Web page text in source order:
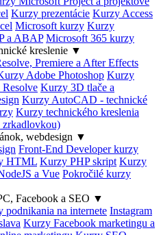
Kurzy prezentácie Kurzy Access
Microsoft kurzy Kurzy
a ABAP Microsoft 365 kurzy
kreslenie ▼
Premiere a After Effects
Adobe Photoshop Kurzy
Kurzy 3D tlače a
Kurzy AutoCAD - technické
Kurzy technického kreslenia
webdesign ▼
Front-End Developer kurzy
HTML Kurzy PHP skript Kurzy
a Vue Pokročilé kurzy
Facebook a SEO ▼
podnikania na internete Instagram
Kurzy Facebook marketingu a